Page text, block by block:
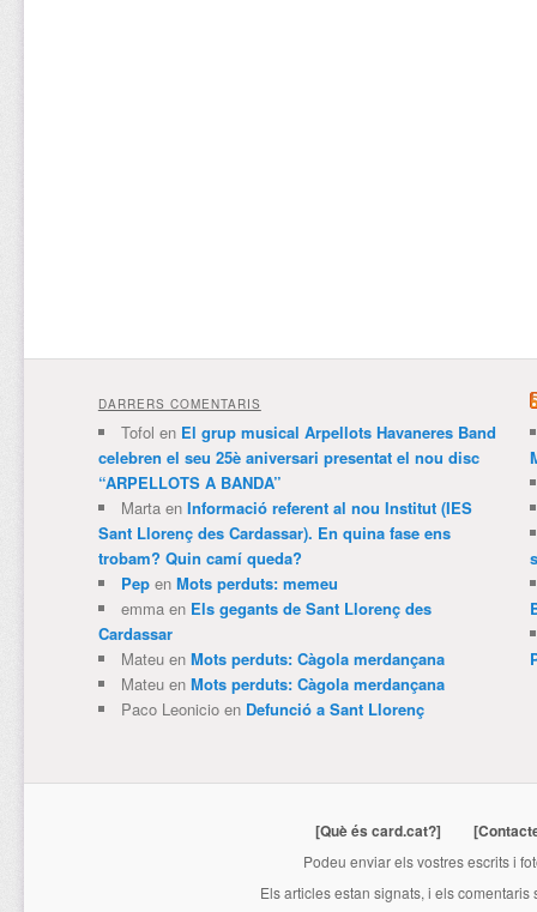
DARRERS COMENTARIS
Tofol en El grup musical Arpellots Havaneres Band
celebren el seu 25è aniversari presentat el nou disc
“ARPELLOTS A BANDA”
Martaen Informació referent al nou Institut (IES
Sant Llorenç des Cardassar). En quina fase ens
trobam? Quin camí queda?
Pepen Mots perduts: memeu
emmaen Els gegants de Sant Llorenç des
Cardassar
Mateuen Mots perduts: Càgola merdançana
Mateuen Mots perduts: Càgola merdançana
Paco Leonicioen Defunció a Sant Llorenç
[Què és card.cat?]
Podeu enviar els vostres escrits i
Els articles estan signats, i els